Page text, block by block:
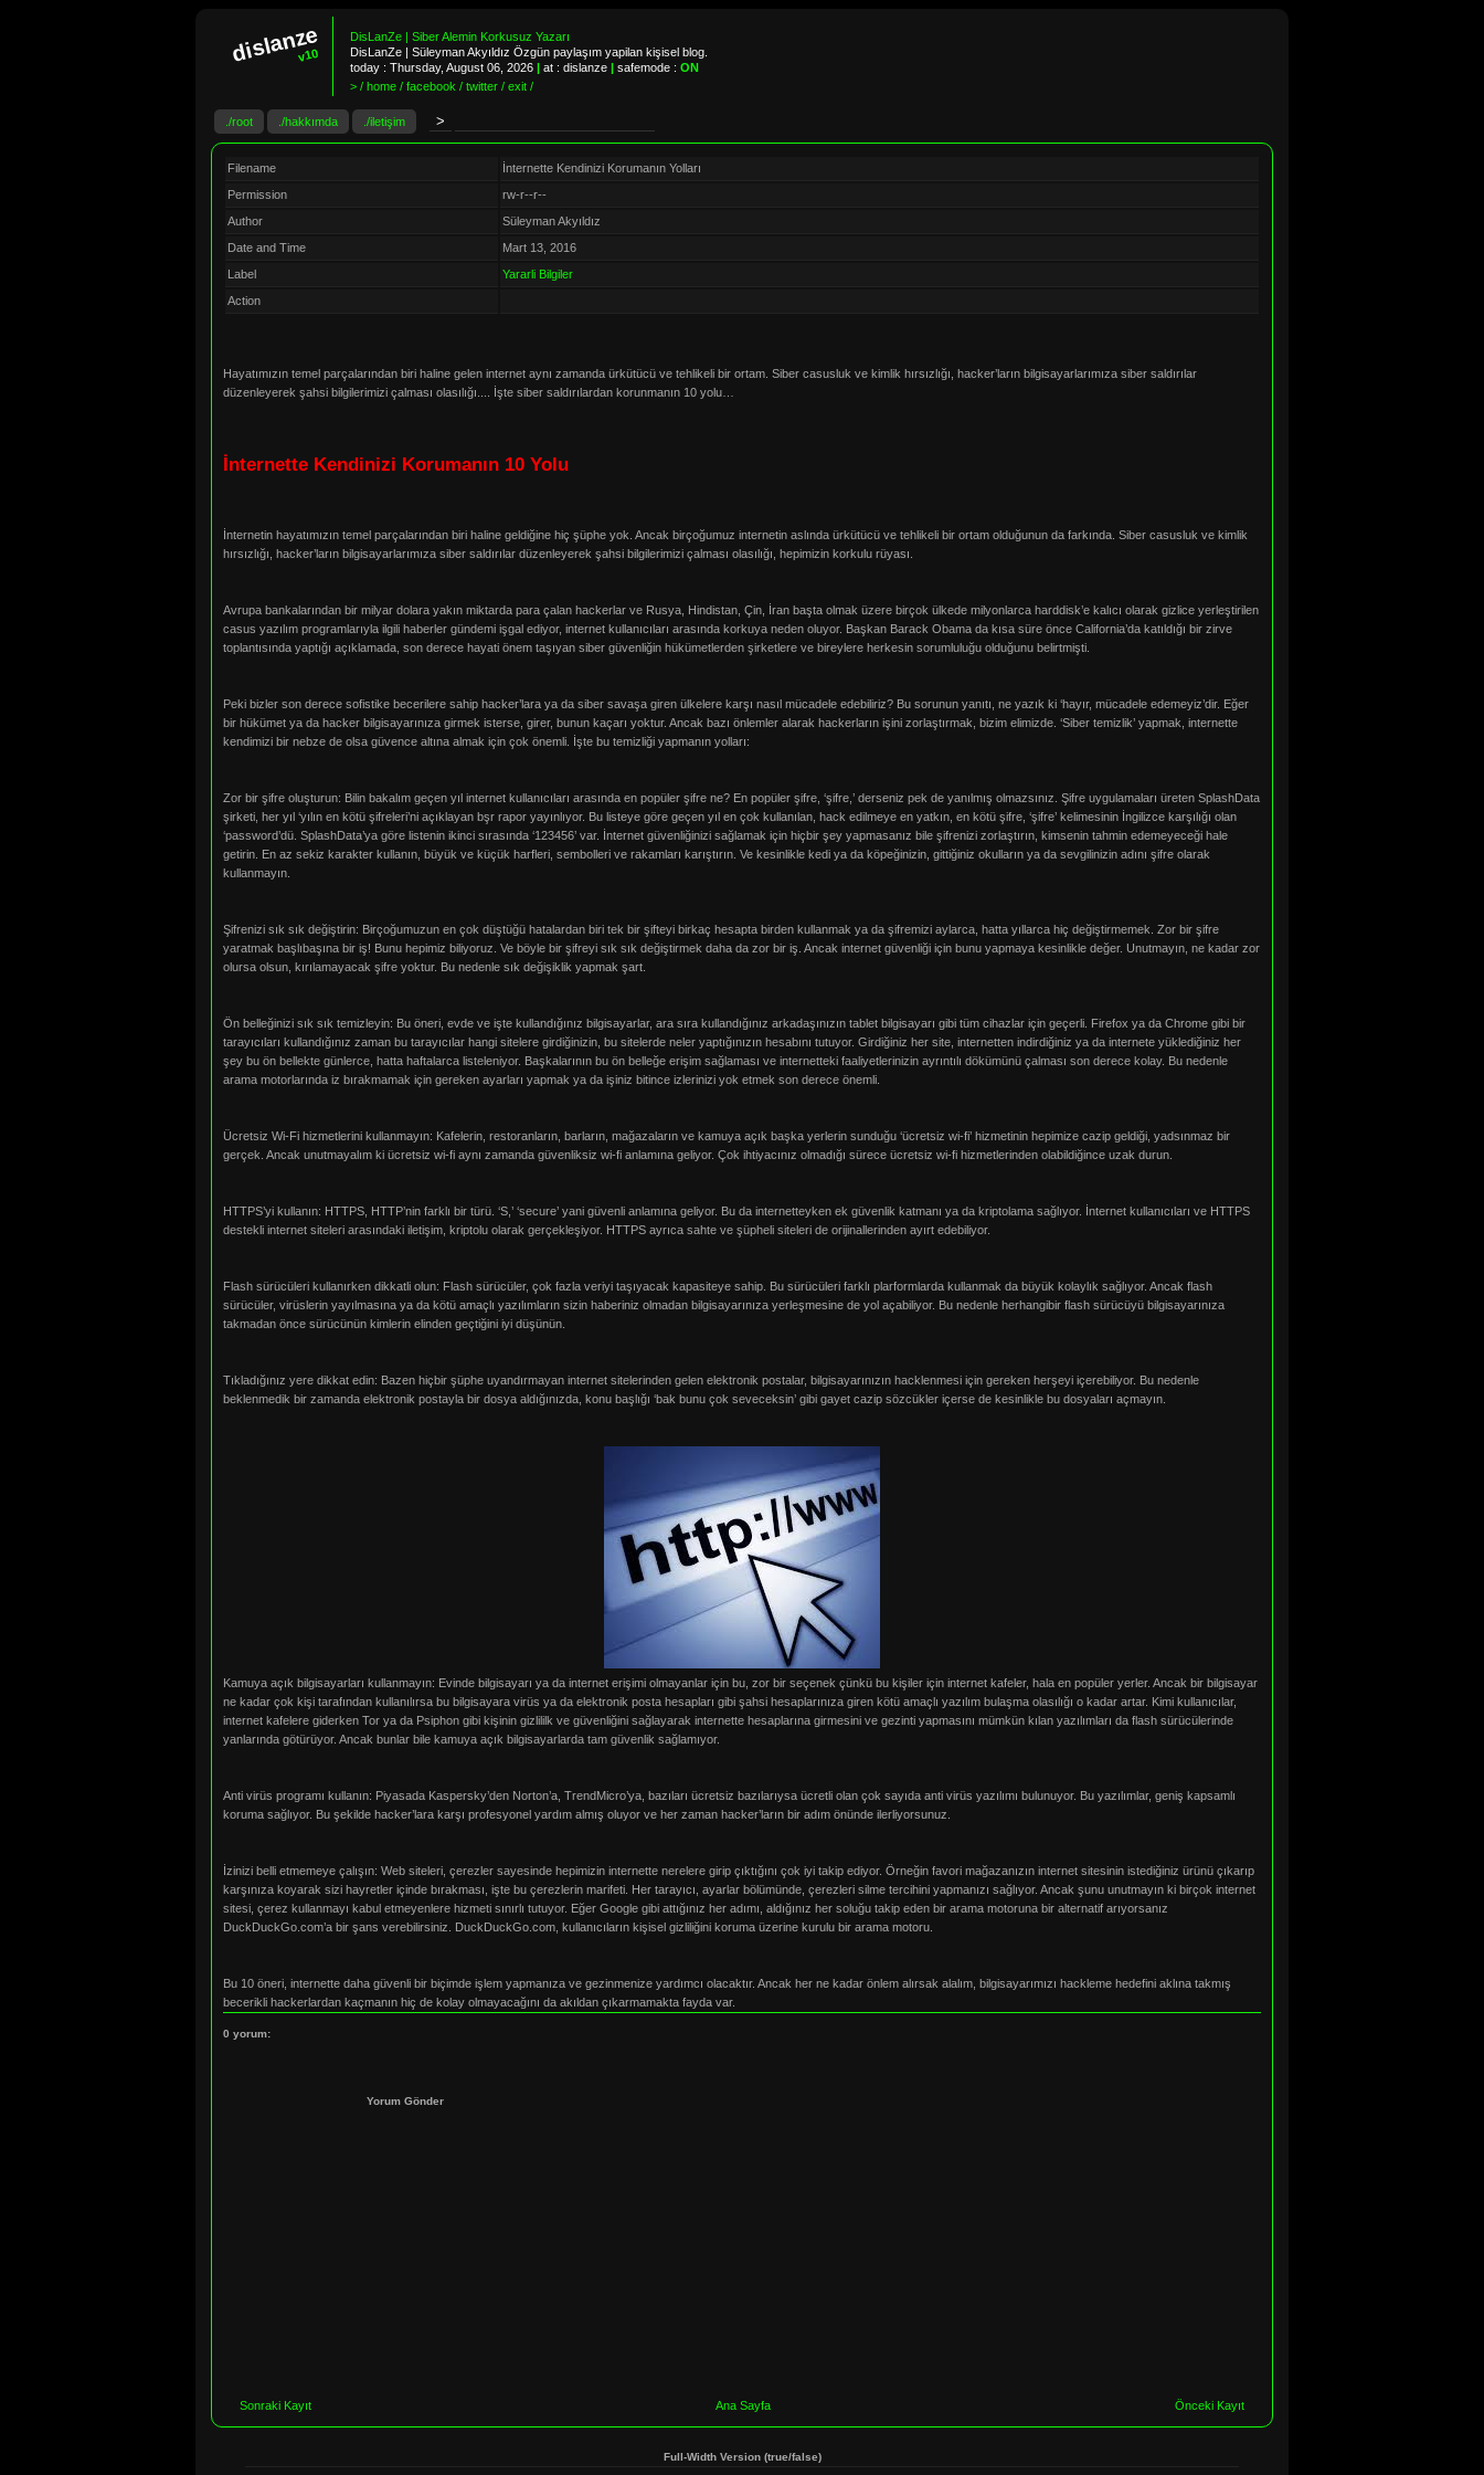
dislanze
v10
DisLanZe | Siber Alemin Korkusuz Yazarı
DisLanZe | Süleyman Akyıldız Özgün paylaşım yapilan kişisel blog.
today : Thursday, August 06, 2026 at : dislanze safemode : ON
> / home / facebook / twitter / exit /
./root ./hakkımda ./iletişim
Filename
İnternette Kendinizi Korumanın Yolları
Permission
rw-r--r--
Author
Süleyman Akyıldız
Date and Time
Mart 13, 2016
Label
Yararli Bilgiler
Action
Hayatımızın temel parçalarından biri haline gelen internet aynı zamanda ürkütücü ve tehlikeli bir ortam. Siber casusluk ve kimlik hırsızlığı, hacker’ların bilgisayarlarımıza siber saldırılar
düzenleyerek şahsi bilgilerimizi çalması olasılığı.... İşte siber saldırılardan korunmanın 10 yolu…
İnternette Kendinizi Korumanın 10 Yolu
İnternetin hayatımızın temel parçalarından biri haline geldiğine hiç şüphe yok. Ancak birçoğumuz internetin aslında ürkütücü ve tehlikeli bir ortam olduğunun da farkında. Siber casusluk ve kimlik
hırsızlığı, hacker’ların bilgisayarlarımıza siber saldırılar düzenleyerek şahsi bilgilerimizi çalması olasılığı, hepimizin korkulu rüyası.
Avrupa bankalarından bir milyar dolara yakın miktarda para çalan hackerlar ve Rusya, Hindistan, Çin, İran başta olmak üzere birçok ülkede milyonlarca harddisk’e kalıcı olarak gizlice yerleştirilen
casus yazılım programlarıyla ilgili haberler gündemi işgal ediyor, internet kullanıcıları arasında korkuya neden oluyor. Başkan Barack Obama da kısa süre önce California’da katıldığı bir zirve
toplantısında yaptığı açıklamada, son derece hayati önem taşıyan siber güvenliğin hükümetlerden şirketlere ve bireylere herkesin sorumluluğu olduğunu belirtmişti.
Peki bizler son derece sofistike becerilere sahip hacker’lara ya da siber savaşa giren ülkelere karşı nasıl mücadele edebiliriz? Bu sorunun yanıtı, ne yazık ki ‘hayır, mücadele edemeyiz’dir. Eğer
bir hükümet ya da hacker bilgisayarınıza girmek isterse, girer, bunun kaçarı yoktur. Ancak bazı önlemler alarak hackerların işini zorlaştırmak, bizim elimizde. ‘Siber temizlik’ yapmak, internette
kendimizi bir nebze de olsa güvence altına almak için çok önemli. İşte bu temizliği yapmanın yolları:
Zor bir şifre oluşturun: Bilin bakalım geçen yıl internet kullanıcıları arasında en popüler şifre ne? En popüler şifre, ‘şifre,’ derseniz pek de yanılmış olmazsınız. Şifre uygulamaları üreten SplashData
şirketi, her yıl ‘yılın en kötü şifreleri’ni açıklayan bşr rapor yayınlıyor. Bu listeye göre geçen yıl en çok kullanılan, hack edilmeye en yatkın, en kötü şifre, ‘şifre’ kelimesinin İngilizce karşılığı olan
‘password’dü. SplashData’ya göre listenin ikinci sırasında ‘123456’ var. İnternet güvenliğinizi sağlamak için hiçbir şey yapmasanız bile şifrenizi zorlaştırın, kimsenin tahmin edemeyeceği hale
getirin. En az sekiz karakter kullanın, büyük ve küçük harfleri, sembolleri ve rakamları karıştırın. Ve kesinlikle kedi ya da köpeğinizin, gittiğiniz okulların ya da sevgilinizin adını şifre olarak
kullanmayın.
Şifrenizi sık sık değiştirin: Birçoğumuzun en çok düştüğü hatalardan biri tek bir şifteyi birkaç hesapta birden kullanmak ya da şifremizi aylarca, hatta yıllarca hiç değiştirmemek. Zor bir şifre
yaratmak başlıbaşına bir iş! Bunu hepimiz biliyoruz. Ve böyle bir şifreyi sık sık değiştirmek daha da zor bir iş. Ancak internet güvenliği için bunu yapmaya kesinlikle değer. Unutmayın, ne kadar zor
olursa olsun, kırılamayacak şifre yoktur. Bu nedenle sık değişiklik yapmak şart.
Ön belleğinizi sık sık temizleyin: Bu öneri, evde ve işte kullandığınız bilgisayarlar, ara sıra kullandığınız arkadaşınızın tablet bilgisayarı gibi tüm cihazlar için geçerli. Firefox ya da Chrome gibi bir
tarayıcıları kullandığınız zaman bu tarayıcılar hangi sitelere girdiğinizin, bu sitelerde neler yaptığınızın hesabını tutuyor. Girdiğiniz her site, internetten indirdiğiniz ya da internete yüklediğiniz her
şey bu ön bellekte günlerce, hatta haftalarca listeleniyor. Başkalarının bu ön belleğe erişim sağlaması ve internetteki faaliyetlerinizin ayrıntılı dökümünü çalması son derece kolay. Bu nedenle
arama motorlarında iz bırakmamak için gereken ayarları yapmak ya da işiniz bitince izlerinizi yok etmek son derece önemli.
Ücretsiz Wi-Fi hizmetlerini kullanmayın: Kafelerin, restoranların, barların, mağazaların ve kamuya açık başka yerlerin sunduğu ‘ücretsiz wi-fi’ hizmetinin hepimize cazip geldiği, yadsınmaz bir
gerçek. Ancak unutmayalım ki ücretsiz wi-fi aynı zamanda güvenliksiz wi-fi anlamına geliyor. Çok ihtiyacınız olmadığı sürece ücretsiz wi-fi hizmetlerinden olabildiğince uzak durun.
HTTPS’yi kullanın: HTTPS, HTTP’nin farklı bir türü. ‘S,’ ‘secure’ yani güvenli anlamına geliyor. Bu da internetteyken ek güvenlik katmanı ya da kriptolama sağlıyor. İnternet kullanıcıları ve HTTPS
destekli internet siteleri arasındaki iletişim, kriptolu olarak gerçekleşiyor. HTTPS ayrıca sahte ve şüpheli siteleri de orijinallerinden ayırt edebiliyor.
Flash sürücüleri kullanırken dikkatli olun: Flash sürücüler, çok fazla veriyi taşıyacak kapasiteye sahip. Bu sürücüleri farklı plarformlarda kullanmak da büyük kolaylık sağlıyor. Ancak flash
sürücüler, virüslerin yayılmasına ya da kötü amaçlı yazılımların sizin haberiniz olmadan bilgisayarınıza yerleşmesine de yol açabiliyor. Bu nedenle herhangibir flash sürücüyü bilgisayarınıza
takmadan önce sürücünün kimlerin elinden geçtiğini iyi düşünün.
Tıkladığınız yere dikkat edin: Bazen hiçbir şüphe uyandırmayan internet sitelerinden gelen elektronik postalar, bilgisayarınızın hacklenmesi için gereken herşeyi içerebiliyor. Bu nedenle
beklenmedik bir zamanda elektronik postayla bir dosya aldığınızda, konu başlığı ‘bak bunu çok seveceksin’ gibi gayet cazip sözcükler içerse de kesinlikle bu dosyaları açmayın.
Kamuya açık bilgisayarları kullanmayın: Evinde bilgisayarı ya da internet erişimi olmayanlar için bu, zor bir seçenek çünkü bu kişiler için internet kafeler, hala en popüler yerler. Ancak bir bilgisayar
ne kadar çok kişi tarafından kullanılırsa bu bilgisayara virüs ya da elektronik posta hesapları gibi şahsi hesaplarınıza giren kötü amaçlı yazılım bulaşma olasılığı o kadar artar. Kimi kullanıcılar,
internet kafelere giderken Tor ya da Psiphon gibi kişinin gizlililk ve güvenliğini sağlayarak internette hesaplarına girmesini ve gezinti yapmasını mümkün kılan yazılımları da flash sürücülerinde
yanlarında götürüyor. Ancak bunlar bile kamuya açık bilgisayarlarda tam güvenlik sağlamıyor.
Anti virüs programı kullanın: Piyasada Kaspersky’den Norton’a, TrendMicro’ya, bazıları ücretsiz bazılarıysa ücretli olan çok sayıda anti virüs yazılımı bulunuyor. Bu yazılımlar, geniş kapsamlı
koruma sağlıyor. Bu şekilde hacker’lara karşı profesyonel yardım almış oluyor ve her zaman hacker’ların bir adım önünde ilerliyorsunuz.
İzinizi belli etmemeye çalışın: Web siteleri, çerezler sayesinde hepimizin internette nerelere girip çıktığını çok iyi takip ediyor. Örneğin favori mağazanızın internet sitesinin istediğiniz ürünü çıkarıp
karşınıza koyarak sizi hayretler içinde bırakması, işte bu çerezlerin marifeti. Her tarayıcı, ayarlar bölümünde, çerezleri silme tercihini yapmanızı sağlıyor. Ancak şunu unutmayın ki birçok internet
sitesi, çerez kullanmayı kabul etmeyenlere hizmeti sınırlı tutuyor. Eğer Google gibi attığınız her adımı, aldığınız her soluğu takip eden bir arama motoruna bir alternatif arıyorsanız
DuckDuckGo.com’a bir şans verebilirsiniz. DuckDuckGo.com, kullanıcıların kişisel gizliliğini koruma üzerine kurulu bir arama motoru.
Bu 10 öneri, internette daha güvenli bir biçimde işlem yapmanıza ve gezinmenize yardımcı olacaktır. Ancak her ne kadar önlem alırsak alalım, bilgisayarımızı hackleme hedefini aklına takmış
becerikli hackerlardan kaçmanın hiç de kolay olmayacağını da akıldan çıkarmamakta fayda var.
0 yorum:
Yorum Gönder
Sonraki Kayıt Önceki Kayıt
Ana Sayfa
Full-Width Version (true/false)